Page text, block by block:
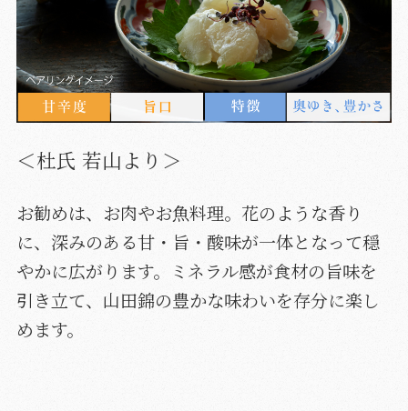
＜杜氏 若山より＞
お勧めは、お肉やお魚料理。花のような香り
に、深みのある甘・旨・酸味が一体となって穏
やかに広がります。ミネラル感が食材の旨味を
引き立て、山田錦の豊かな味わいを存分に楽し
めます。